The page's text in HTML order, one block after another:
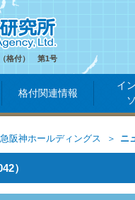
格付） 第1号
格付関連情報
イ
阪神ホールディングス ニ
）